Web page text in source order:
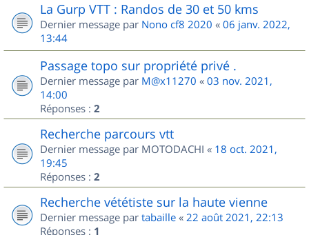
La Gurp VTT : Randos de 30 et 50 kms
Dernier message par Nono cf8 2020 « 06 janv. 2022,
13:44
Passage topo sur propriété privé .
Dernier message par M@x11270 « 03 nov. 2021,
14:00
Réponses : 2
Recherche parcours vtt
Dernier message par MOTODACHI « 18 oct. 2021,
19:45
Réponses : 2
Recherche vététiste sur la haute vienne
Dernier message par tabaille « 22 août 2021, 22:13
Réponses : 1